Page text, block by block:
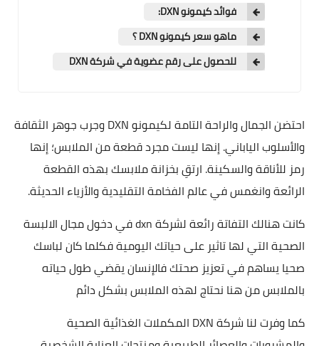
فوائد كيمونو DXN:
ماهو سعر كيمونو DXN ؟
للحصول على رقم عضوية في شركة DXN
احتضن الجمال والراحة التامة لكيمونو DXN وجرب جوهر الثقافة
والأسلوب الياباني. إنها ليست مجرد قطعة من الملابس؛ إنها
رمز للأناقة والسكينة. ارتقِ بخزانة ملابسك بهذه القطعة
الرائعة وانغمس في عالم الفخامة التقليدية والأزياء الحديثة.
كانت هنالك التفاتة رائعة لشركة dxn في دخول مجال الالبسة
الصحية التي لها تاثير على حياتك اليومية فكلما كان لباسك
صحيا يساهم في تعزيز صحتك فالإنسان يقضي طول حياته
بالملابس من هنا نحتاج لهذه الملابس بشكل دائم
كما وفرت لنا شركة DXN المكملات الغذائية الصحية